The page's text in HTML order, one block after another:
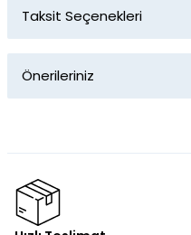
Taksit Seçenekleri
Önerileriniz
kullanarak tarafımıza
Görüş ve önerileriniz için
Ürün resmi kalitesiz, bozuk